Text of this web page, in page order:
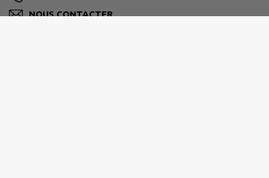
NOUS CONTACTER